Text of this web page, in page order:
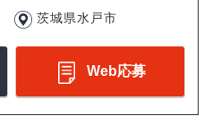
茨城県水戸市
Web応募